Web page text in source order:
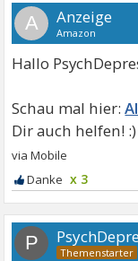
A
Hallo
x 3
P